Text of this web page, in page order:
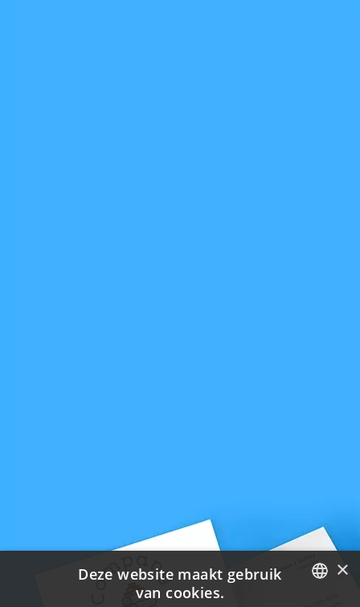
×
Deze website maakt gebruik
van cookies.